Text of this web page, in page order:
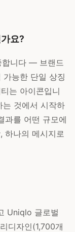
요?
합니다 — 브랜드
능한 단일 상징
는 아이콘입니
는 것에서 시작하
과를 어떤 규모에
하나의 메시지로
Uniqlo 글로벌
디자인(1,700개